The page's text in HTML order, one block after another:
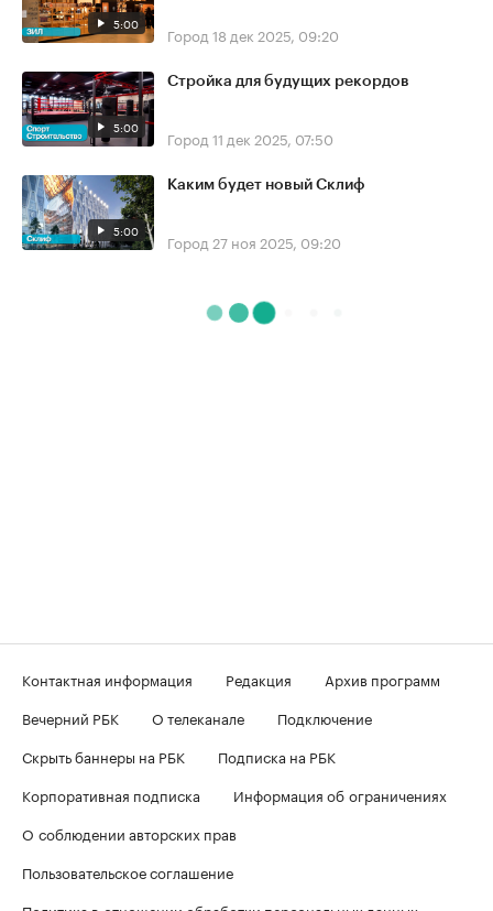
5:00 Город 18 дек 2025, 09:20
5:00
Стройка для будущих рекордов
Город 11 дек 2025, 07:50
5:00
Каким будет новый Склиф
Город 27 ноя 2025, 09:20
Контактная информация Редакция
Архив программ
Вечерний РБК
О телеканале
Подключение
Скрыть баннеры на РБК
Подписка на РБК
Корпоративная подписка
Информация об ограничениях
О соблюдении авторских прав
Пользовательское соглашение